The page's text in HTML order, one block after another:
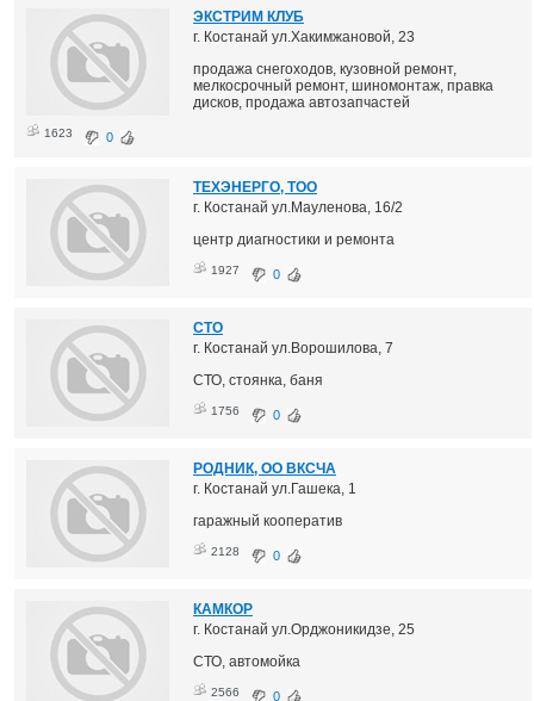
ЭКСТРИМ КЛУБ
г. Костанай ул.Хакимжановой, 23
продажа снегоходов, кузовной ремонт,
мелкосрочный ремонт, шиномонтаж, правка
дисков, продажа автозапчастей
1623 0
ТЕХЭНЕРГО, ТОО
г. Костанай ул.Мауленова, 16/2
центр диагностики и ремонта
1927 0
СТО
г. Костанай ул.Ворошилова, 7
СТО, стоянка, баня
1756 0
РОДНИК, ОО ВКСЧА
г. Костанай ул.Гашека, 1
гаражный кооператив
2128 0
КАМКОР
г. Костанай ул.Орджоникидзе, 25
СТО, автомойка
2566 0